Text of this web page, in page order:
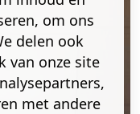
om ons
delen ook
van onze site
met andere